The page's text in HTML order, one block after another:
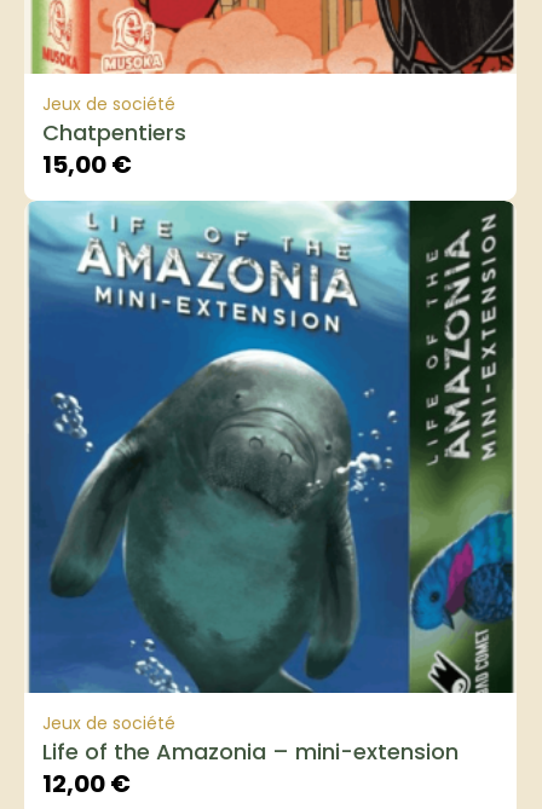
Jeux de société
Chatpentiers
15,00€
Jeux de société
Life of the Amazonia – mini-extension
12,00€